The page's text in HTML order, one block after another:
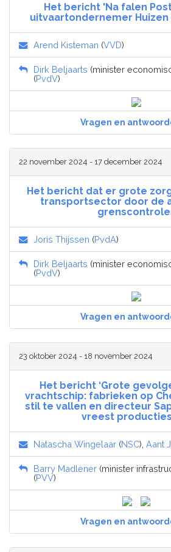
Het bericht 'Na falen
uitvaartondernemer
Arend Kisteman (VVD)
Dirk Beljaarts (minister
(PvdV)
Vragen en
22 november 2024 - 17 december 2024
Het bericht dat er grote
transportsector door de
Joris Thijssen (PvdA)
Dirk Beljaarts (minister
(PvdV)
Vragen en
23 oktober 2024 - 18 november 2024
Het bericht ‘Grote
vrachtschip: fabrieken op
stil te vallen en directeur
vreest
Natascha Wingelaar (NSC), Aant
Barry Madlener (minister
(PVV)
Vragen en